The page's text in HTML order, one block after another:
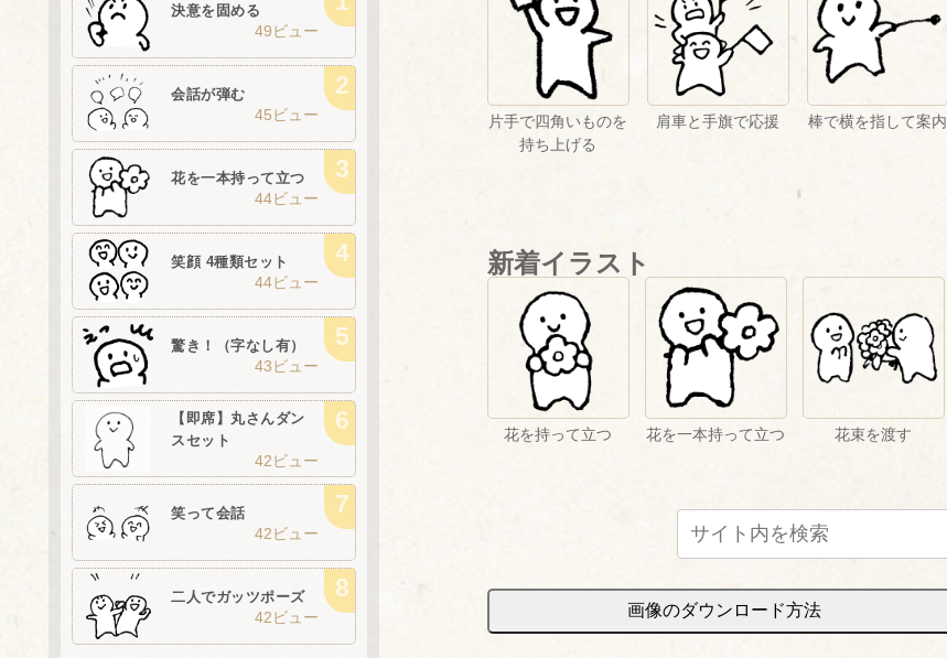
片手で四角いものを
持ち上げる
肩車と手旗で応援 棒で横を指して案内
新着イラスト
花を持って立つ 花を一本持って立つ 花束を渡す
画像のダウンロード方法
決意を固める
49ビュー
会話が弾む
45ビュー
花を一本持って立つ
44ビュー
笑顔 4種類セット
44ビュー
驚き！（字なし有）
43ビュー
【即席】丸さんダン
スセット
42ビュー
笑って会話
42ビュー
二人でガッツポーズ
42ビュー